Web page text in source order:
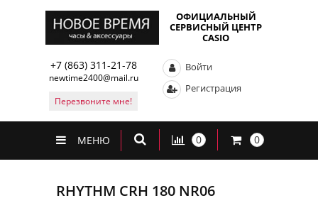
ОФИЦИАЛЬНЫЙ
СЕРВИСНЫЙ ЦЕНТР
CASIO
+7 (863) 311-21-78
newtime2400@mail.ru
Перезвоните мне!
Войти
Регистрация
МЕНЮ 0 0
RHYTHM CRH 180 NR06